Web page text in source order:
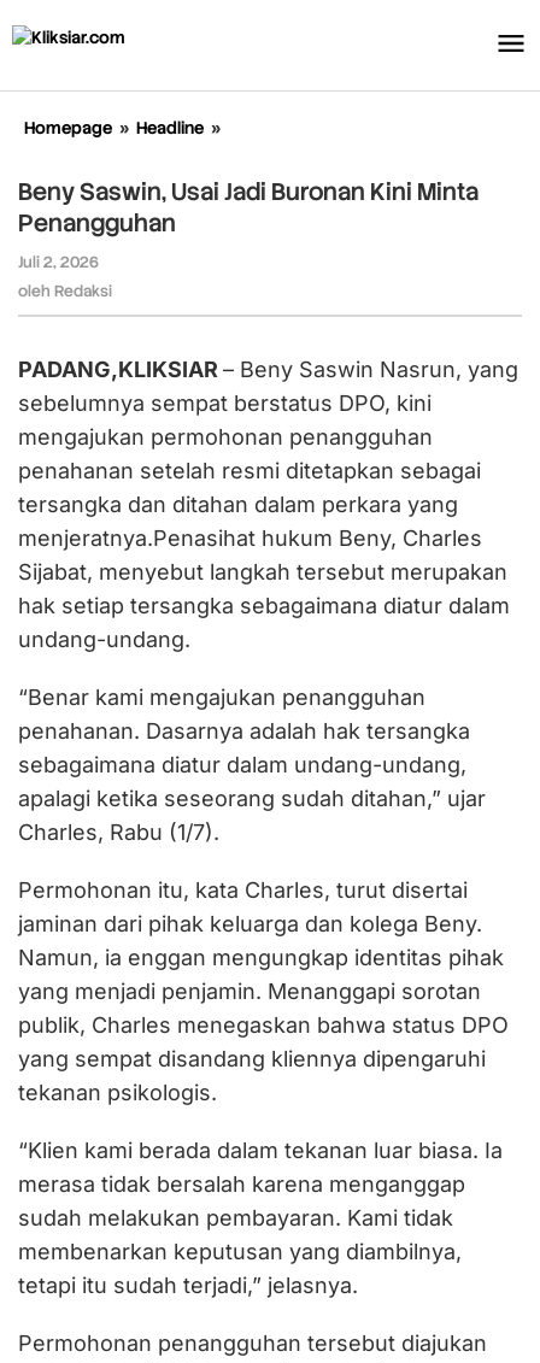
ke
Homepage » Headline »
Usai
Jadi
Beny Saswin, Usai Jadi Buronan Kini Minta
Penangguhan
Juli 2, 2026
Redaksi
oleh Redaksi
PADANG,KLIKSIAR – Beny Saswin Nasrun, yang
sebelumnya sempat berstatus DPO, kini
mengajukan permohonan penangguhan
penahanan setelah resmi ditetapkan sebagai
tersangka dan ditahan dalam perkara yang
menjeratnya.Penasihat hukum Beny, Charles
Sijabat, menyebut langkah tersebut merupakan
hak setiap tersangka sebagaimana diatur dalam
undang-undang.
“Benar kami mengajukan penangguhan
penahanan. Dasarnya adalah hak tersangka
sebagaimana diatur dalam undang-undang,
apalagi ketika seseorang sudah ditahan,” ujar
Charles, Rabu (1/7).
Permohonan itu, kata Charles, turut disertai
jaminan dari pihak keluarga dan kolega Beny.
Namun, ia enggan mengungkap identitas pihak
yang menjadi penjamin. Menanggapi sorotan
publik, Charles menegaskan bahwa status DPO
yang sempat disandang kliennya dipengaruhi
tekanan psikologis.
“Klien kami berada dalam tekanan luar biasa. Ia
merasa tidak bersalah karena menganggap
sudah melakukan pembayaran. Kami tidak
membenarkan keputusan yang diambilnya,
tetapi itu sudah terjadi,” jelasnya.
Permohonan penangguhan tersebut diajukan